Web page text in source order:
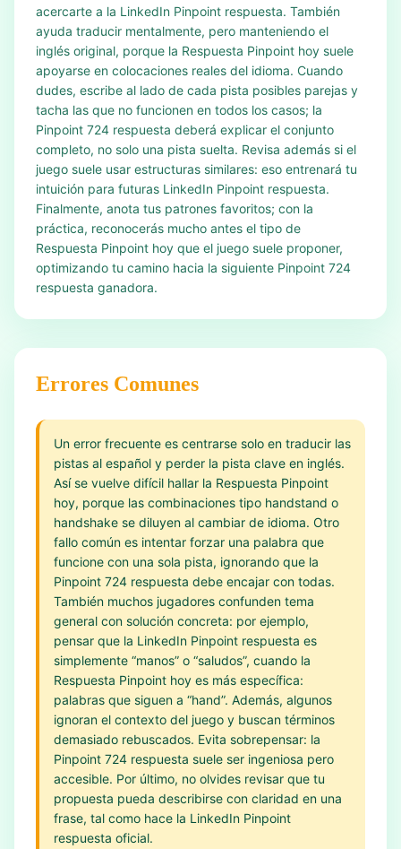
acercarte a la LinkedIn Pinpoint respuesta. También
ayuda traducir mentalmente, pero manteniendo el
inglés original, porque la Respuesta Pinpoint hoy suele
apoyarse en colocaciones reales del idioma. Cuando
dudes, escribe al lado de cada pista posibles parejas y
tacha las que no funcionen en todos los casos; la
Pinpoint 724 respuesta deberá explicar el conjunto
completo, no solo una pista suelta. Revisa además si el
juego suele usar estructuras similares: eso entrenará tu
intuición para futuras LinkedIn Pinpoint respuesta.
Finalmente, anota tus patrones favoritos; con la
práctica, reconocerás mucho antes el tipo de
Respuesta Pinpoint hoy que el juego suele proponer,
optimizando tu camino hacia la siguiente Pinpoint 724
respuesta ganadora.
Errores Comunes
Un error frecuente es centrarse solo en traducir las
pistas al español y perder la pista clave en inglés.
Así se vuelve difícil hallar la Respuesta Pinpoint
hoy, porque las combinaciones tipo handstand o
handshake se diluyen al cambiar de idioma. Otro
fallo común es intentar forzar una palabra que
funcione con una sola pista, ignorando que la
Pinpoint 724 respuesta debe encajar con todas.
También muchos jugadores confunden tema
general con solución concreta: por ejemplo,
pensar que la LinkedIn Pinpoint respuesta es
simplemente “manos” o “saludos”, cuando la
Respuesta Pinpoint hoy es más específica:
palabras que siguen a “hand”. Además, algunos
ignoran el contexto del juego y buscan términos
demasiado rebuscados. Evita sobrepensar: la
Pinpoint 724 respuesta suele ser ingeniosa pero
accesible. Por último, no olvides revisar que tu
propuesta pueda describirse con claridad en una
frase, tal como hace la LinkedIn Pinpoint
respuesta oficial.